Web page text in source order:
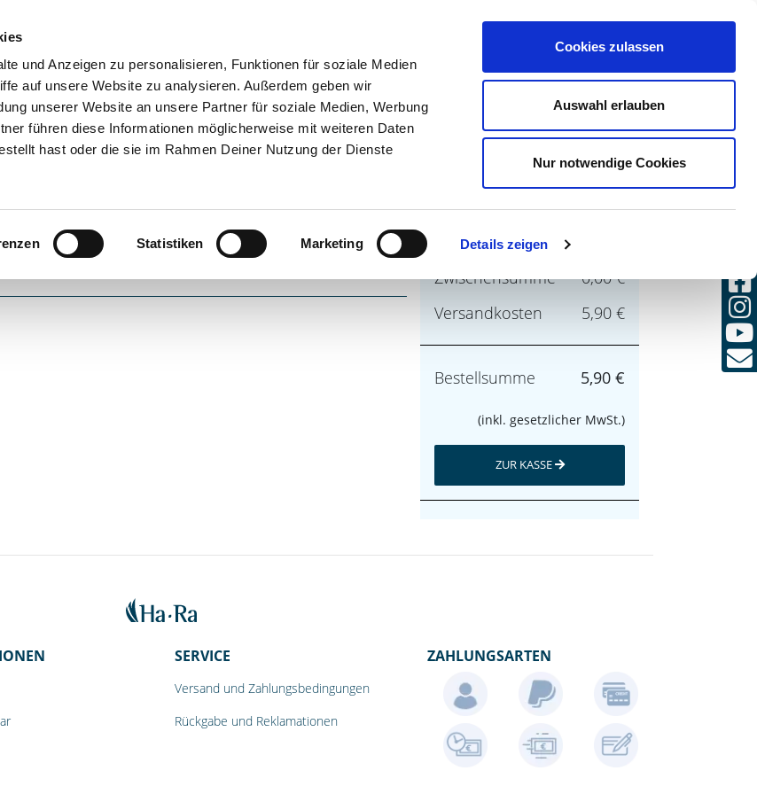
und Anzeigen zu personalisieren, Funktionen für soziale Medien
auf unsere Website zu analysieren. Außerdem geben wir
unserer Website an unsere Partner für soziale Medien, Werbung
führen diese Informationen möglicherweise mit weiteren Daten
hast oder die sie im Rahmen Deiner Nutzung der Dienste
Statistiken Marketing Details zeigen
Cookies zulassen
Auswahl erlauben
Nur notwendige Cookies
(0) DE / DE
Zwischensumme
Zwischensumme
0,00 €
Versandkosten
5,90 €
Bestellsumme 5,90 €
(inkl. gesetzlicher MwSt.)
ZUR KASSE
SERVICE
Versand und Zahlungsbedingungen
Rückgabe und Reklamationen
ZAHLUNGSARTEN